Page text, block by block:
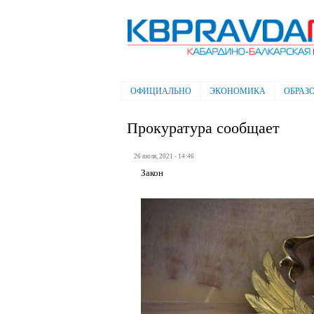
Электронная газета "Кабардино-
Балкарская правда"
Главное меню
ОФИЦИАЛЬНО ЭКОНОМИКА
Прокуратура сообщает
26 июля, 2021 - 14:46
Закон